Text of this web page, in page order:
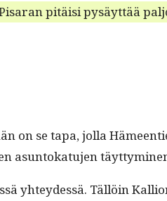
pitäisi pysäyt­tää
on se tapa, jol­la
asun­tokatu­jen
yhtey­dessä. Täl­löin